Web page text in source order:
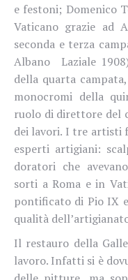
e festoni; Domenico
Vaticano grazie ad
seconda e terza
Albano Laziale
della quarta
monocromi della
ruolo di direttore del
dei lavori. I tre artisti
esperti artigiani:
doratori che
sorti a Roma e in
pontificato di Pio IX
qualità
Il restauro della
lavoro. Infatti si è